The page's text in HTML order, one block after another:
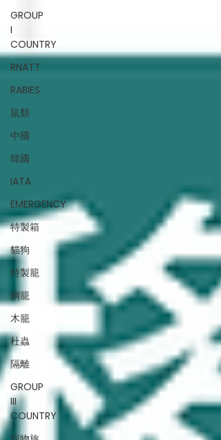
GROUP
I
COUNTRY
RNATT
RABIES
鼠類
中國
韓國
IATA
EMERGENCY
特製箱
貓狗
特製籠
鋼籠
木籠
杜蟲
隔離
GROUP
III
COUNTRY